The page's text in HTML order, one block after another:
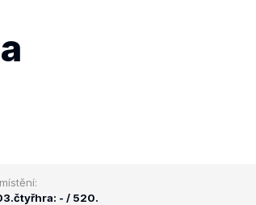
čtyřhra: - / 520.